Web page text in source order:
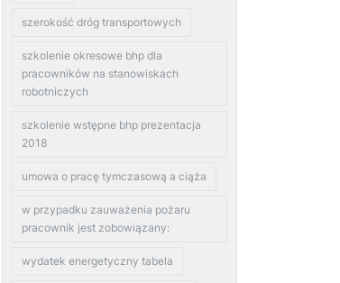
szerokość dróg transportowych
szkolenie okresowe bhp dla
pracowników na stanowiskach
robotniczych
szkolenie wstępne bhp prezentacja
2018
umowa o pracę tymczasową a ciąża
w przypadku zauważenia pożaru
pracownik jest zobowiązany:
wydatek energetyczny tabela